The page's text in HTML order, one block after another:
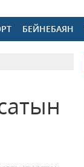
БЕЙНЕБАЯН